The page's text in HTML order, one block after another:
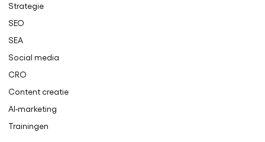
Strategie
SEO
SEA
Social media
CRO
Content creatie
AI-marketing
Trainingen